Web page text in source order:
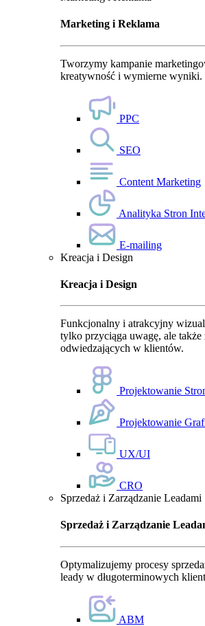
Marketing i Reklama
Tworzymy kampanie
kreatywność i wymierne wyniki.
PPC
SEO
Content Marketing
Analityka Stron
E-mailing
Kreacja i Design
Kreacja i Design
Funkcjonalny i atrakcyjny
tylko przyciąga uwagę, ale także
odwiedzających w klientów.
Projektowanie
Projektowanie
UX/UI
CRO
Sprzedaż i Zarządzanie Leadami
Sprzedaż i Zarządzanie
Optymalizujemy procesy
leady w długoterminowych
ABM